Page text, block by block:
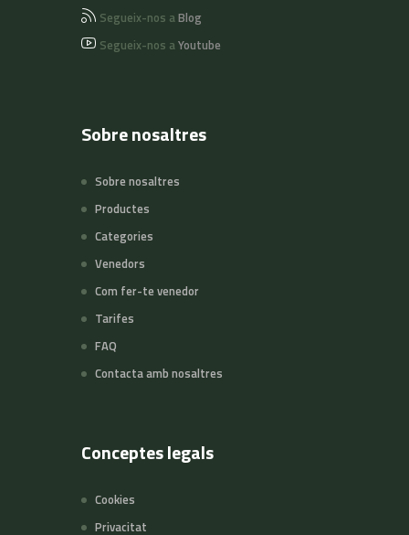
Segueix-nos aBlog
Segueix-nos aYoutube
Sobre nosaltres
Sobre nosaltres
Productes
Categories
Venedors
Com fer-te venedor
Tarifes
FAQ
Contacta amb nosaltres
Conceptes legals
Cookies
Privacitat